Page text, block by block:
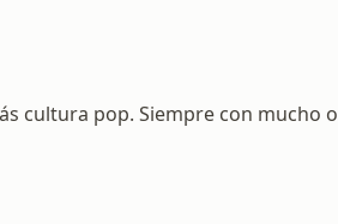
cultura pop. Siempre con mucho o